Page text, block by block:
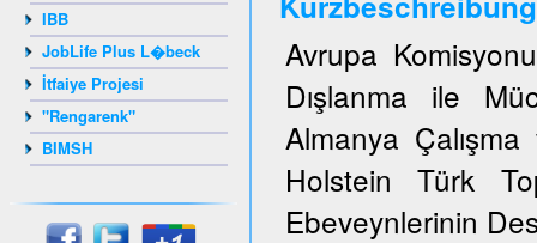
IBB
JobLife Plus L�beck
İtfaiye Projesi
"Rengarenk"
BIMSH
Avrupa
Dışlanma ile
Almanya
Holstein Türk
Ebeveynlerinin